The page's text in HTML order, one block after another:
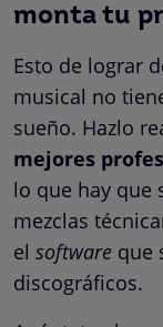
monta tu
Esto de lograr
musical no
sueño. Hazlo
mejores
lo que hay que
mezclas
el software que
discográficos.